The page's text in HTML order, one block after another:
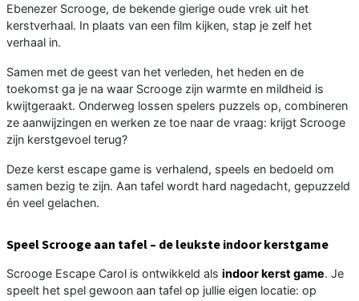
Ebenezer Scrooge, de bekende gierige oude vrek uit het
kerstverhaal. In plaats van een film kijken, stap je zelf het
verhaal in.
Samen met de geest van het verleden, het heden en de
toekomst ga je na waar Scrooge zijn warmte en mildheid is
kwijtgeraakt. Onderweg lossen spelers puzzels op, combineren
ze aanwijzingen en werken ze toe naar de vraag: krijgt Scrooge
zijn kerstgevoel terug?
Deze kerst escape game is verhalend, speels en bedoeld om
samen bezig te zijn. Aan tafel wordt hard nagedacht, gepuzzeld
én veel gelachen.
Speel Scrooge aan tafel – de leukste indoor kerstgame
Scrooge Escape Carol is ontwikkeld als indoor kerst game. Je
speelt het spel gewoon aan tafel op jullie eigen locatie: op